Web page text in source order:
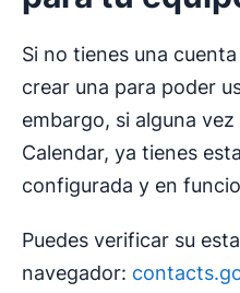
Si no tienes una
crear una para poder
embargo, si alguna
Calendar, ya tienes
configurada y en
Puedes verificar su
navegador: